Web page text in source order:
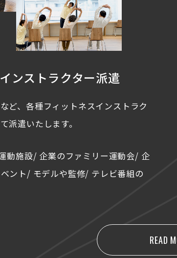
インストラクター派遣
ど、各種フィットネスインストラク
派遣いたします。
動施設/ 企業のファミリー運動会/ 企
ント/ モデルや監修/ テレビ番組の
READ